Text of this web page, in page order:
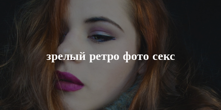
зрелый ретро фото секс